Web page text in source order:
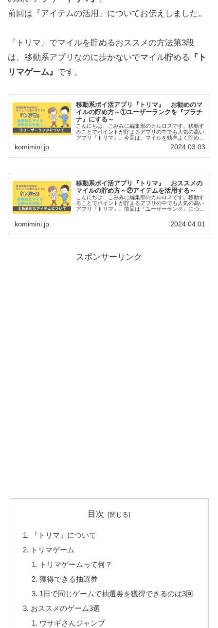
前回は『アイテムの活用』についてお伝えしました。
『トリマ』でマイルを貯めるおススメの方法第3段
は、移動系アプリなのに歩かないでマイル貯める
『ト
リマゲーム』 です。
移動系ポイ活アプリ『トリマ』 お勧めのマ
イルの貯め方～①ユーザーランクを『プラチ
ナ』にする～
こんにちは、こみみに編集部のカルロスです。移動す
ることでポイントが貯まるアプリの中でも人気の高い
アプリ『トリマ』。今回は、マイルを効率よく貯める
komimini.jp 2024.03.03
移動系ポイ活アプリ『トリマ』 おススメの
マイルの貯め方～②アイテムを活用する～
こんにちは、こみみに編集部のカルロスです。移動す
ることでポイントが貯まるアプリの中でも人気の高い
アプリ『トリマ』。前回は『ユーザーランク』につい
komimini.jp 2024.04.01
スポンサーリンク
目次
『トリマ』について
トリマゲーム
トリマゲームって何？
獲得できる抽選券
1日で同じゲームで抽選券を獲得できるのは3回
おススメのゲーム3選
ウサギさんジャンプ